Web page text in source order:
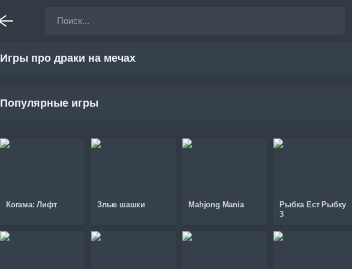
Игры про драки на мечах
Популярные игры
Когама: Лифт Злые шашки Mahjong Mania
Рыбка Ест Рыбку
3